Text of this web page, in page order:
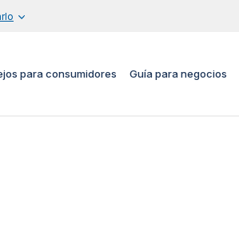
para consumidores Guía para negocios